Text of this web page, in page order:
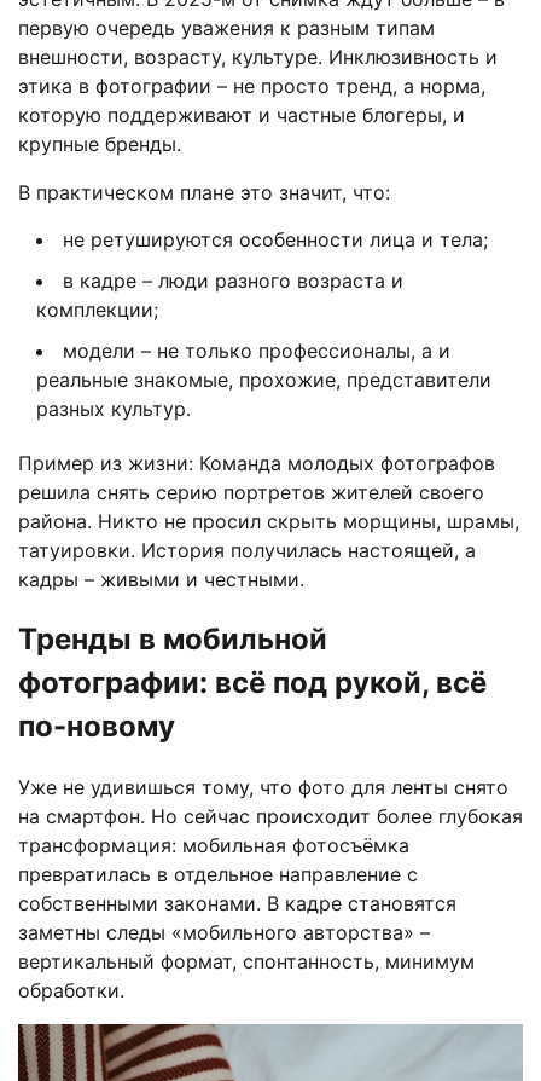
первую очередь уважения к разным типам
внешности, возрасту, культуре. Инклюзивность и
этика в фотографии – не просто тренд, а норма,
которую поддерживают и частные блогеры, и
крупные бренды.
В практическом плане это значит, что:
не ретушируются особенности лица и тела;
в кадре – люди разного возраста и
комплекции;
модели – не только профессионалы, а и
реальные знакомые, прохожие, представители
разных культур.
Пример из жизни: Команда молодых фотографов
решила снять серию портретов жителей своего
района. Никто не просил скрыть морщины, шрамы,
татуировки. История получилась настоящей, а
кадры – живыми и честными.
Тренды в мобильной
фотографии: всё под рукой, всё
по-новому
Уже не удивишься тому, что фото для ленты снято
на смартфон. Но сейчас происходит более глубокая
трансформация: мобильная фотосъёмка
превратилась в отдельное направление с
собственными законами. В кадре становятся
заметны следы «мобильного авторства» –
вертикальный формат, спонтанность, минимум
обработки.